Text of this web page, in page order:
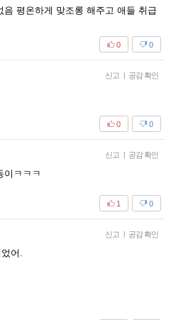
평온하게 맞조롱 해주고 애들 취급
0
0
신고 | 공감 확인
0
0
신고 | 공감 확인
이ㅋㅋㅋ
0
1
신고 | 공감 확인
어.